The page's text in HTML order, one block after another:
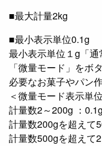
■最大計量2kg
■最小表示単位0.1g
最小表示単位１g「
「微量モード」をボ
必要なお菓子やパン
＜微量モード表示単
計量数2～200g ：
計量数200gを超えて
計量数500gを超えて